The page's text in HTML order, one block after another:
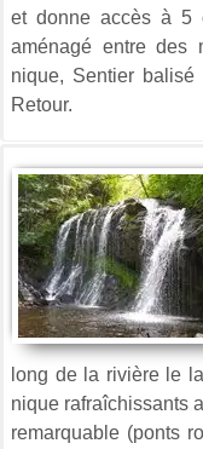
et donne accès à 5
aménagé entre des
nique, Sentier
Retour.
long de la rivière le
nique rafraîchissants
remarquable (ponts